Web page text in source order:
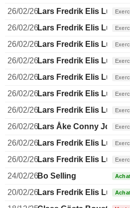
26/02/26Lars Fredrik Elis
26/02/26Lars Fredrik Elis
26/02/26Lars Fredrik Elis
26/02/26Lars Fredrik Elis
26/02/26Lars Fredrik Elis
26/02/26Lars Fredrik Elis
26/02/26Lars Fredrik Elis
26/02/26Lars Åke Conny
26/02/26Lars Fredrik Elis
26/02/26Lars Fredrik Elis
24/02/26Bo Selling
20/02/26Lars Fredrik Elis